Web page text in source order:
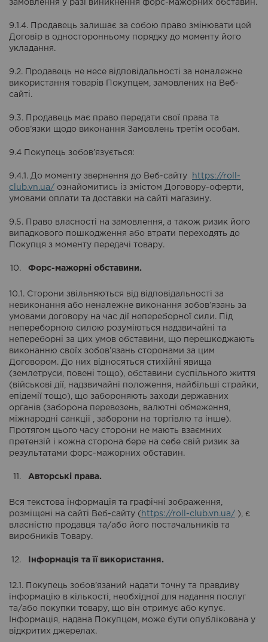
замовлення у разі виникнення форс-мажорних обставин.
9.1.4. Продавець залишає за собою право змінювати цей
Договір в односторонньому порядку до моменту його
укладання.
9.2. Продавець не несе відповідальності за неналежне
використання товарів Покупцем, замовлених на Веб-
сайті.
9.3. Продавець має право передати свої права та
обов’язки щодо виконання Замовлень третім особам.
9.4 Покупець зобов’язується:
9.4.1. До моменту звернення до Веб-сайту
https://roll-
club.vn.ua/ ознайомитись із змістом Договору-оферти,
умовами оплати та доставки на сайті магазину.
9.5. Право власності на замовлення, а також ризик його
випадкового пошкодження або втрати переходять до
Покупця з моменту передачі товару.
Форс-мажорні обставини.
10.1. Сторони звільняються від відповідальності за
невиконання або неналежне виконання зобов’язань за
умовами договору на час дії непереборної сили. Під
непереборною силою розуміються надзвичайні та
непереборні за цих умов обставини, що перешкоджають
виконанню своїх зобов’язань сторонами за цим
Договором. До них відносяться стихійні явища
(землетруси, повені тощо), обставини суспільного життя
(військові дії, надзвичайні положення, найбільші страйки,
епідемії тощо), що забороняють заходи державних
органів (заборона перевезень, валютні обмеження,
міжнародні санкції , заборони на торгівлю та інше).
Протягом цього часу сторони не мають взаємних
претензій і кожна сторона бере на себе свій ризик за
результатами форс-мажорних обставин.
Авторські права.
Вся текстова інформація та графічні зображення,
розміщені на сайті Веб-сайту ( https://roll-club.vn.ua/ ), є
власністю продавця та/або його постачальників та
виробників Товару.
Інформація та її використання.
12.1. Покупець зобов’язаний надати точну та правдиву
інформацію в кількості, необхідної для надання послуг
та/або покупки товару, що він отримує або купує.
Інформація, надана Покупцем, може бути опублікована у
відкритих джерелах.